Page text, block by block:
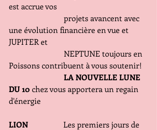
est accrue vos
une évolution financière en vue et
JUPITER et
Poissons contribuent à vous soutenir!
LA NOUVELLE LUNE
DU 10 chez vous apportera un regain
d'énergie
LION
                 Les premiers jours de